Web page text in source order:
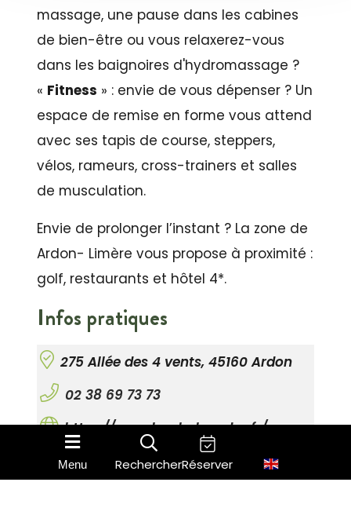
Menu Réserver
Rechercher
massage, une pause dans les cabines
de bien-être ou vous relaxerez-vous
dans les baignoires d'hydromassage ?
« Fitness » : envie de vous dépenser ? Un
espace de remise en forme vous attend
avec ses tapis de course, steppers,
vélos, rameurs, cross-trainers et salles
de musculation.
Envie de prolonger l’instant ? La zone de
Ardon- Limère vous propose à proximité :
golf, restaurants et hôtel 4*.
Infos pratiques
275 Allée des 4 vents, 45160 Ardon
02 38 69 73 73
https://www.les-balneades.fr/